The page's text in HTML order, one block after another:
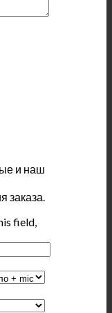
и наш
заказа.
field,